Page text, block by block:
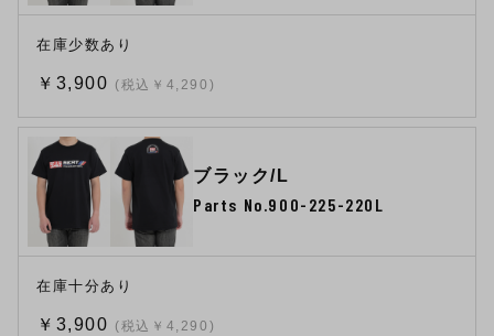
在庫少数あり
￥3,900 (税込￥4,290)
ブラック/L
Parts No.900-225-220L
在庫十分あり
￥3,900 (税込￥4,290)